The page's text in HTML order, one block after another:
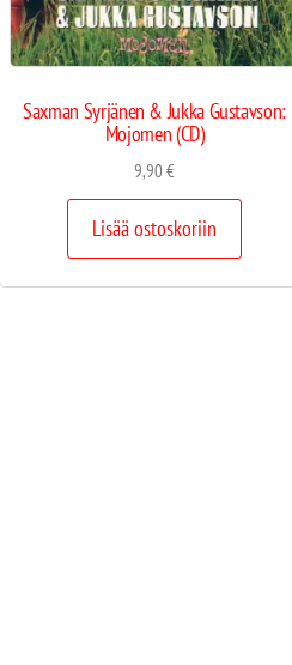
Saxman Syrjänen & Jukka Gustavson:
Mojomen (CD)
9,90€
Lisää ostoskoriin